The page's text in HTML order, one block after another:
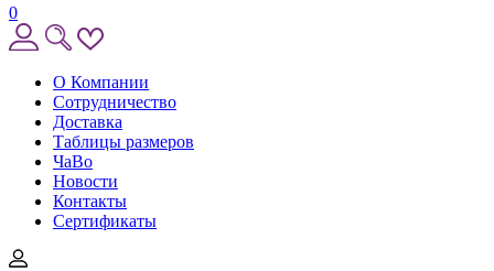
0
О Компании
Сотрудничество
Доставка
Таблицы размеров
ЧаВо
Новости
Контакты
Сертификаты